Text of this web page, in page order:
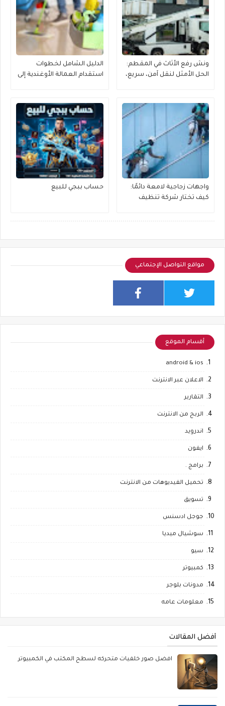
ونش رفع الأثاث في المقطم:
الحل الأمثل لنقل آمن، سريع،
الدليل الشامل لخطوات
استقدام العمالة الأوغندية إلى
واجهات زجاجية لامعة دائمًا:
كيف تختار شركة تنظيف
حساب ببجي للبيع
مواقع التواصل الإجتماعي
أقسام الموقع
android & ios
الاعلان عبر الانترنت
التقارير
الربح من الانترنت
اندرويد
ايفون
برامج .
تحميل الفيديوهات من الانترنت
تسويق
جوجل ادسنس
سوشيال ميديا
سيو
كمبيوتر
مدونات بلوجر
معلومات عامه
أفضل المقالات
افضل صور خلفيات متحركه لسطح المكتب في الكمبيوتر